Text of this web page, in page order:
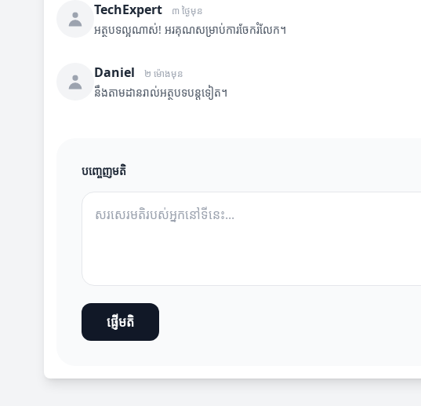
TechExpert ៣ ថ្ងៃមុន
អត្ថបទល្អណាស់! អរគុណសម្រាប់ការចែករំលែក។
Daniel ២ ម៉ោងមុន
នឹងតាមដានរាល់អត្ថបទបន្តទៀត។
បញ្ចេញមតិ
ផ្ញើមតិ